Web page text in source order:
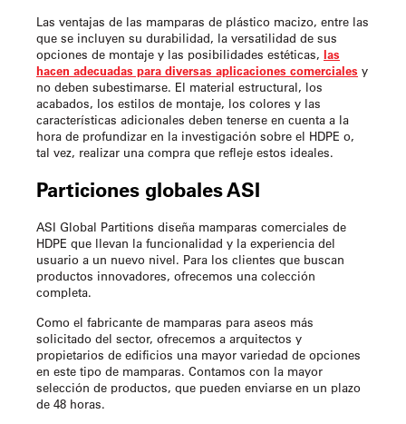
Las ventajas de las mamparas de plástico macizo, entre las
que se incluyen su durabilidad, la versatilidad de sus
opciones de montaje y las posibilidades estéticas, las
hacen adecuadas para diversas aplicaciones comerciales y
no deben subestimarse. El material estructural, los
acabados, los estilos de montaje, los colores y las
características adicionales deben tenerse en cuenta a la
hora de profundizar en la investigación sobre el HDPE o,
tal vez, realizar una compra que refleje estos ideales.
Particiones globales ASI
ASI Global Partitions diseña mamparas comerciales de
HDPE que llevan la funcionalidad y la experiencia del
usuario a un nuevo nivel. Para los clientes que buscan
productos innovadores, ofrecemos una colección
completa.
Como el fabricante de mamparas para aseos más
solicitado del sector, ofrecemos a arquitectos y
propietarios de edificios una mayor variedad de opciones
en este tipo de mamparas. Contamos con la mayor
selección de productos, que pueden enviarse en un plazo
de 48 horas.